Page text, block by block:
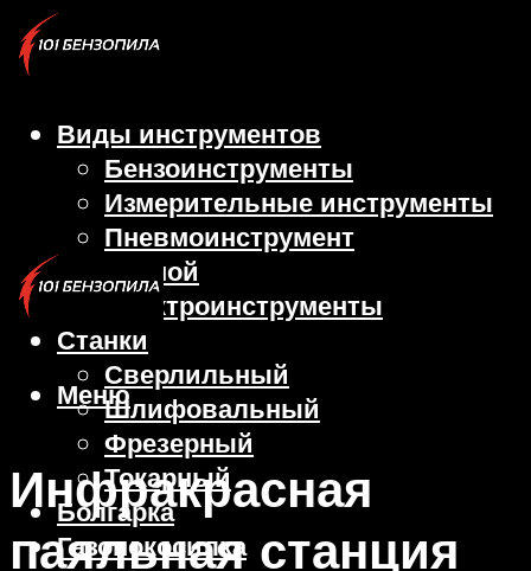
Виды инструментов
Бензоинструменты
Измерительные инструменты
Пневмоинструмент
Ручной
Электроинструменты
Станки
Сверлильный
Шлифовальный
Фрезерный
Токарный
Болгарка
Газонокосилка
Меню
Инфракрасная
паяльная станция